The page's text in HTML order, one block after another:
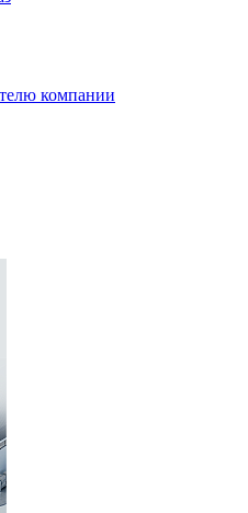
компании